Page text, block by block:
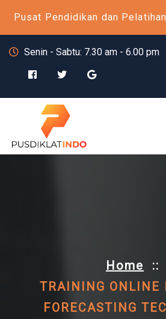
Pusat Pendidikan dan
Senin - Sabtu: 7.30 am - 6.00 pm
Home ::
TRAINING ONLINE
FORECASTING